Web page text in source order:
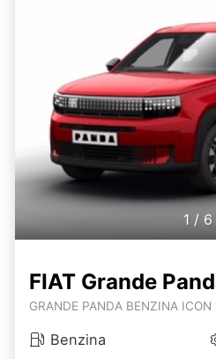
1 / 6
FIAT Grande
GRANDE PANDA BENZINA ICON
Benzina